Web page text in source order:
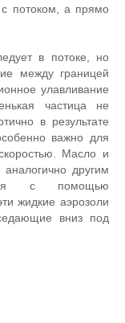
потоком, а прямо
в потоке, но
между границей
улавливание
частица не
в результате
важно для
Масло и
другим
с помощью
жидкие аэрозоли
вниз под